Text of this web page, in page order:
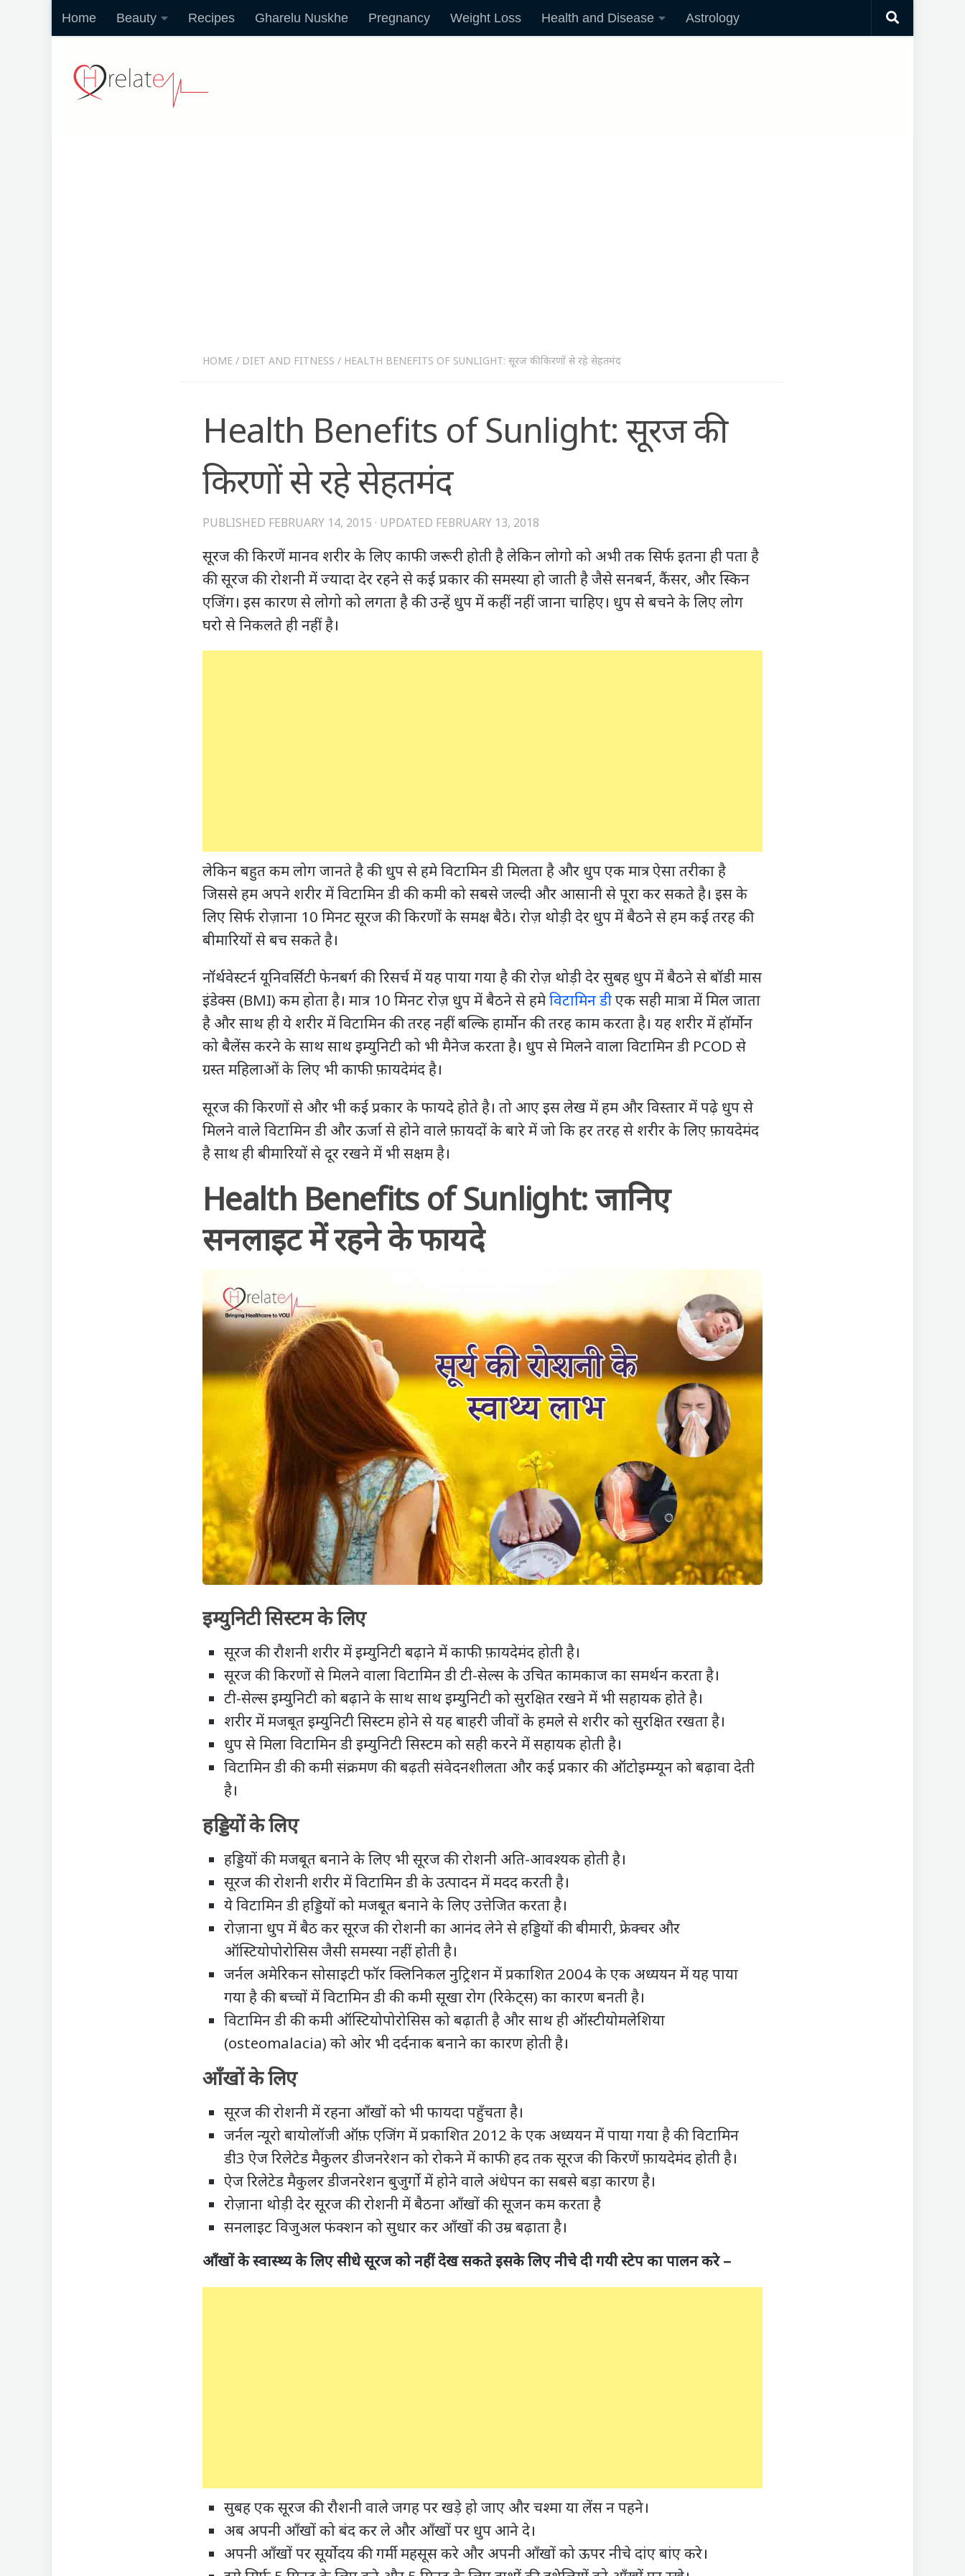
Home Beauty Recipes Gharelu Nuskhe Pregnancy Weight Loss Health and Disease Astrology
HOME / DIET AND FITNESS / HEALTH BENEFITS OF SUNLIGHT: सूरज की किरणों से रहे सेहतमंद
Health Benefits of Sunlight: सूरज की
किरणों से रहे सेहतमंद
PUBLISHED FEBRUARY 14, 2015 · UPDATED FEBRUARY 13, 2018
सूरज की किरणें मानव शरीर के लिए काफी जरूरी होती है लेकिन लोगो को अभी तक सिर्फ इतना ही पता है
की सूरज की रोशनी में ज्यादा देर रहने से कई प्रकार की समस्या हो जाती है जैसे सनबर्न, कैंसर, और स्किन
एजिंग। इस कारण से लोगो को लगता है की उन्हें धुप में कहीं नहीं जाना चाहिए। धुप से बचने के लिए लोग
घरो से निकलते ही नहीं है।
लेकिन बहुत कम लोग जानते है की धुप से हमे विटामिन डी मिलता है और धुप एक मात्र ऐसा तरीका है
जिससे हम अपने शरीर में विटामिन डी की कमी को सबसे जल्दी और आसानी से पूरा कर सकते है। इस के
लिए सिर्फ रोज़ाना 10 मिनट सूरज की किरणों के समक्ष बैठे। रोज़ थोड़ी देर धुप में बैठने से हम कई तरह की
बीमारियों से बच सकते है।
नॉर्थवेस्टर्न यूनिवर्सिटी फेनबर्ग की रिसर्च में यह पाया गया है की रोज़ थोड़ी देर सुबह धुप में बैठने से बॉडी मास
इंडेक्स (BMI) कम होता है। मात्र 10 मिनट रोज़ धुप में बैठने से हमेविटामिन डीएक सही मात्रा में मिल जाता
है और साथ ही ये शरीर में विटामिन की तरह नहीं बल्कि हार्मोन की तरह काम करता है। यह शरीर में हॉर्मोन
को बैलेंस करने के साथ साथ इम्युनिटी को भी मैनेज करता है। धुप से मिलने वाला विटामिन डी PCOD से
ग्रस्त महिलाओं के लिए भी काफी फ़ायदेमंद है।
सूरज की किरणों से और भी कई प्रकार के फायदे होते है। तो आए इस लेख में हम और विस्तार में पढ़े धुप से
मिलने वाले विटामिन डी और ऊर्जा से होने वाले फ़ायदों के बारे में जो कि हर तरह से शरीर के लिए फ़ायदेमंद
है साथ ही बीमारियों से दूर रखने में भी सक्षम है।
Health Benefits of Sunlight: जानिए
सनलाइट में रहने के फायदे
इम्युनिटी सिस्टम के लिए
सूरज की रौशनी शरीर में इम्युनिटी बढ़ाने में काफी फ़ायदेमंद होती है।
सूरज की किरणों से मिलने वाला विटामिन डी टी-सेल्स के उचित कामकाज का समर्थन करता है।
टी-सेल्सइम्युनिटी को बढ़ानेके साथ साथ इम्युनिटी को सुरक्षित रखने में भी सहायक होते है।
शरीर में मजबूत इम्युनिटी सिस्टम होने से यह बाहरी जीवों के हमले से शरीर को सुरक्षित रखता है।
धुप से मिला विटामिन डी इम्युनिटी सिस्टम को सही करने में सहायक होती है।
विटामिन डी की कमी संक्रमण की बढ़ती संवेदनशीलता और कई प्रकार की ऑटोइम्म्यून को बढ़ावा देती
है।
हड्डियों के लिए
हड्डियों की मजबूत बनाने के लिए भी सूरज की रोशनी अति-आवश्यक होती है।
सूरज की रोशनी शरीर में विटामिन डी के उत्पादन में मदद करती है।
ये विटामिन डी हड्डियों को मजबूत बनाने के लिए उत्तेजित करता है।
रोज़ाना धुप में बैठ कर सूरज की रोशनी का आनंद लेने से हड्डियों की बीमारी, फ्रेक्चर और
ऑस्टियोपोरोसिस जैसी समस्या नहीं होती है।
जर्नल अमेरिकन सोसाइटी फॉर क्लिनिकल नुट्रिशन में प्रकाशित 2004 के एक अध्ययन में यह पाया
गया है की बच्चों में विटामिन डी की कमी सूखा रोग (रिकेट्स) का कारण बनती है।
विटामिन डी की कमी ऑस्टियोपोरोसिस को बढ़ाती है और साथ ही ऑस्टीयोमलेशिया
(osteomalacia) को ओर भी दर्दनाक बनाने का कारण होती है।
आँखों के लिए
सूरज की रोशनी में रहना आँखों को भी फायदा पहुँचता है।
जर्नल न्यूरो बायोलॉजी ऑफ़ एजिंग में प्रकाशित 2012 के एक अध्ययन में पाया गया है की विटामिन
डी3 ऐज रिलेटेड मैकुलर डीजनरेशन को रोकने में काफी हद तक सूरज की किरणें फ़ायदेमंद होती है।
ऐज रिलेटेड मैकुलर डीजनरेशन बुजुर्गो में होने वाले अंधेपन का सबसे बड़ा कारण है।
रोज़ाना थोड़ी देर सूरज की रोशनी में बैठना आँखों की सूजन कमकरता है
सनलाइट विजुअल फंक्शन को सुधार कर आँखों की उम्र बढ़ाता है।
आँखों के स्वास्थ्य के लिए सीधे सूरज को नहीं देख सकते इसके लिए नीचे दी गयी स्टेप का पालन करे –
सुबह एक सूरज की रौशनी वाले जगह पर खड़े हो जाए और चश्मा या लेंस न पहने।
अब अपनी आँखों को बंद कर ले और आँखों पर धुप आने दे।
अपनी आँखों पर सूर्योदय की गर्मी महसूस करे और अपनी आँखों को ऊपर नीचे दांए बांए करे।